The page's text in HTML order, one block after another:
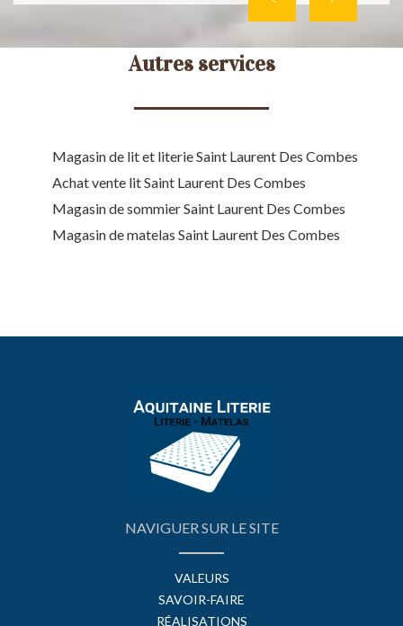
Autres services
Magasin de lit et literie Saint Laurent Des Combes
Achat vente lit Saint Laurent Des Combes
Magasin de sommier Saint Laurent Des Combes
Magasin de matelas Saint Laurent Des Combes
NAVIGUER SUR LE SITE
VALEURS
SAVOIR-FAIRE
RÉALISATIONS